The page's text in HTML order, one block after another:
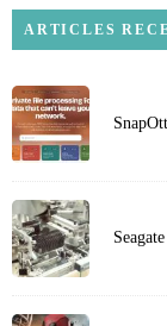
ARTICLES